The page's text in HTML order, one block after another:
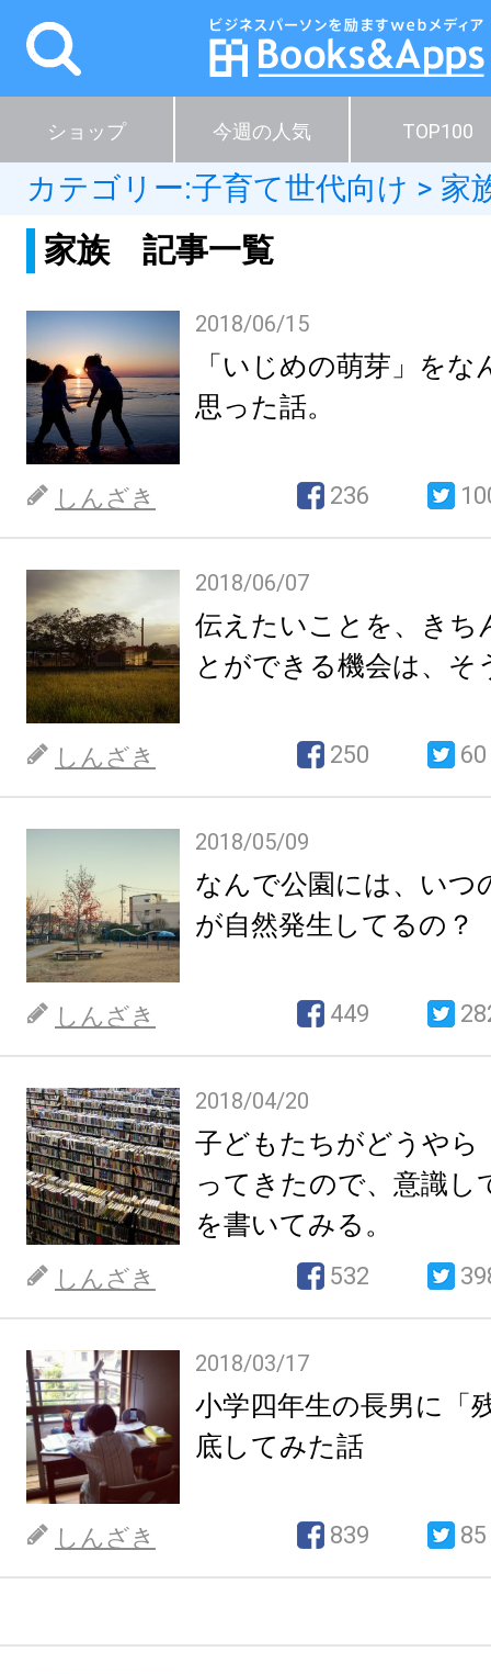
ショップ 今週の人気 TOP100
カテゴリー:子育て世代向け > 家
家族 記事一覧
2018/06/15
「いじめの萌芽」を
思った話。
しんざき 236
2018/06/07
伝えたいことを、きち
とができる機会は、そ
しんざき 250 60
2018/05/09
なんで公園には、いつ
が自然発生してるの？
しんざき 449
2018/04/20
子どもたちがどうやら
ってきたので、意識し
を書いてみる。
しんざき 532
2018/03/17
小学四年生の長男に「
底してみた話
しんざき 839 85